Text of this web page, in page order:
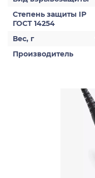
Степень защиты IP
ГОСТ 14254
Вес, г
Производитель